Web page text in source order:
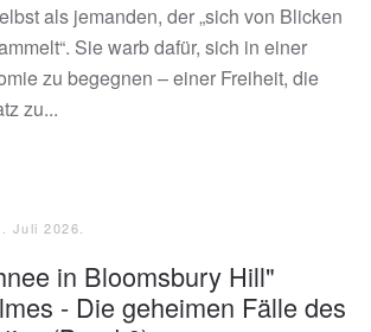
als jemanden, der „sich von Blicken
Sie warb dafür, sich in einer
zu begegnen – einer Freiheit, die
zu...
Juli 2026
in Bloomsbury Hill"
- Die geheimen Fälle des